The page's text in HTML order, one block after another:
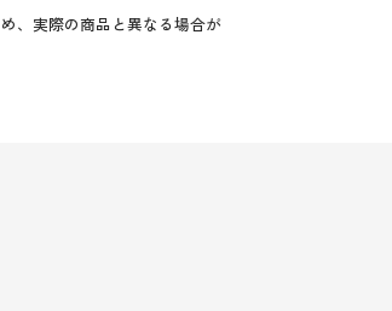
、実際の商品と異なる場合が